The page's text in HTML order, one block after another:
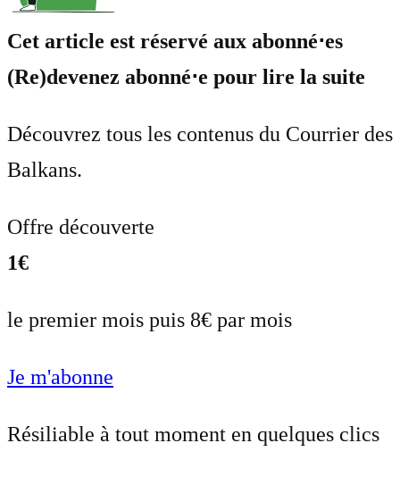
Cet article est réservé aux abonné⋅es
(Re)devenez abonné⋅e pour lire la suite
Découvrez tous les contenus du Courrier des
Balkans.
Offre découverte
1€
le premier mois puis 8€ par mois
Je m'abonne
Résiliable à tout moment en quelques clics